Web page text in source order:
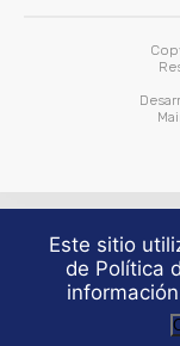
Este sitio
de Política